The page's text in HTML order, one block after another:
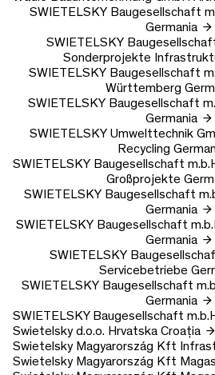
SWIETELSKY Baugesellschaft
Germania
SWIETELSKY
Sonderprojekte
SWIETELSKY Baugesellschaft
Württemberg
SWIETELSKY Baugesellschaft
Germania
SWIETELSKY Umwelttechnik
Recycling
SWIETELSKY Baugesellschaft
Großprojekte
SWIETELSKY Baugesellschaft
Germania
SWIETELSKY Baugesellschaft
Germania
SWIETELSKY
Servicebetriebe
SWIETELSKY Baugesellschaft
Germania
SWIETELSKY Baugesellschaft
Swietelsky d.o.o. Hrvatska Croația
Swietelsky Magyarország Kft
Swietelsky Magyarország Kft